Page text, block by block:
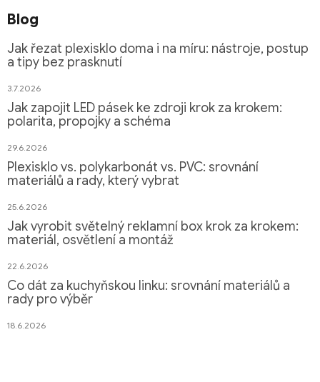
Blog
Jak řezat plexisklo doma i na míru: nástroje, postup
a tipy bez prasknutí
3.7.2026
Jak zapojit LED pásek ke zdroji krok za krokem:
polarita, propojky a schéma
29.6.2026
Plexisklo vs. polykarbonát vs. PVC: srovnání
materiálů a rady, který vybrat
25.6.2026
Jak vyrobit světelný reklamní box krok za krokem:
materiál, osvětlení a montáž
22.6.2026
Co dát za kuchyňskou linku: srovnání materiálů a
rady pro výběr
18.6.2026